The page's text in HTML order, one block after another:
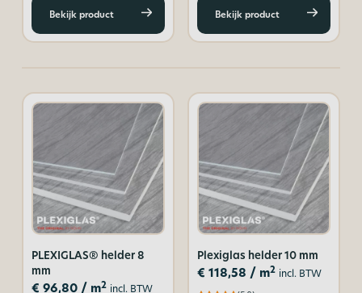
Bekijk product Bekijk product
PLEXIGLAS® helder 8
mm
€ 96,80/ m2 incl. BTW
Plexiglas helder 10 mm
€ 118,58 / m2 incl. BTW